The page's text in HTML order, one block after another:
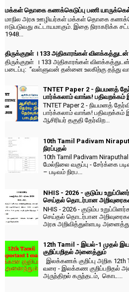
மக்கள் தொகை கணக்கெடுப்பு பணி
மாநில அரசு ஊழியர்கள் மக்கள் தொகை
ஈடுபடுவது கட்டாயமாகும். இதை நிராகரிக்க
1948...
திருக்குறள் । 133 அதிகாரங்கள் விளக்கத்துடன்
திருக்குறள் । 133 அதிகாரங்கள்
படைப்பு: “வள்ளுவன் தன்னை உலகிற்கு தந்து
TNTET Paper 2 - நியமனத்
பார்க்கலாம் வாங்க! பதிவறக்கம்
TNTET Paper 2 - நியமனத்
பார்க்கலாம் வாங்க! பதிவறக்கம்
ஆசிரியர் தகுதி தேர்விற...
10th Tamil Padivam
நிரப்புதல்
10th Tamil Padivam
மேல்நிலை வகுப்பு - சேர்க்கை
– படிவம் நிரப...
NHIS - 2026 - குடும்ப
செய்தல் தொடர்பான
NHIS - 2026 - குடும்ப
செய்தல் தொடர்பான
அரசு அறிவித்துள்ளபடி அனைத்து
12th Tamil - இயல்-1 முதல்
குறிப்பறிதல் அனைத்தும்
இலக்கணக் குறிப்பு அறிக
வரை - இலக்கண குறிப்பறிதல்
அருந்திறல் கருந்தடம், கொட...